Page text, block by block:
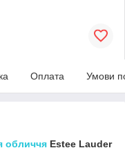
Оплата Умови
обличчяEstee Lauder